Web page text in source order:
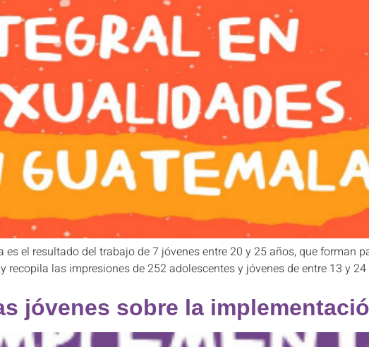
es el resultado del trabajo de 7 jóvenes entre 20 y 25 años, que forman
recopila las impresiones de 252 adolescentes y jóvenes de entre 13 y
jóvenes sobre la